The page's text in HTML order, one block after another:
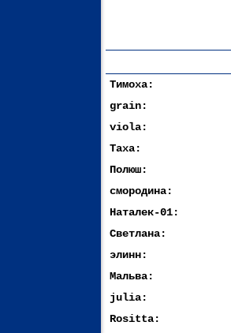
Тимоха:
grain:
viola:
Таха:
Полюш:
смородина:
Наталек-01:
Светлана:
элинн:
Мальва:
julia:
Rositta: